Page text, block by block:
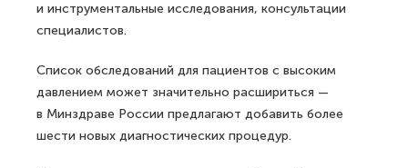
и инструментальные исследования, консультации
специалистов.
Список обследований для пациентов с высоким
давлением может значительно расшириться —
в Минздраве России предлагают добавить более
шести новых диагностических процедур.